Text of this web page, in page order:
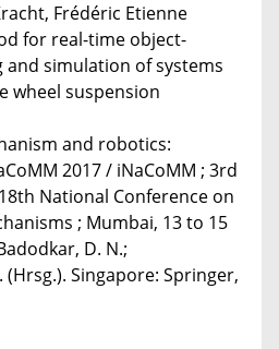
Frédéric Etienne
for real-time object-
simulation of systems
wheel suspension
and robotics:
2017 / iNaCoMM ; 3rd
National Conference on
; Mumbai, 13 to 15
D. N.;
(Hrsg.). Singapore: Springer,